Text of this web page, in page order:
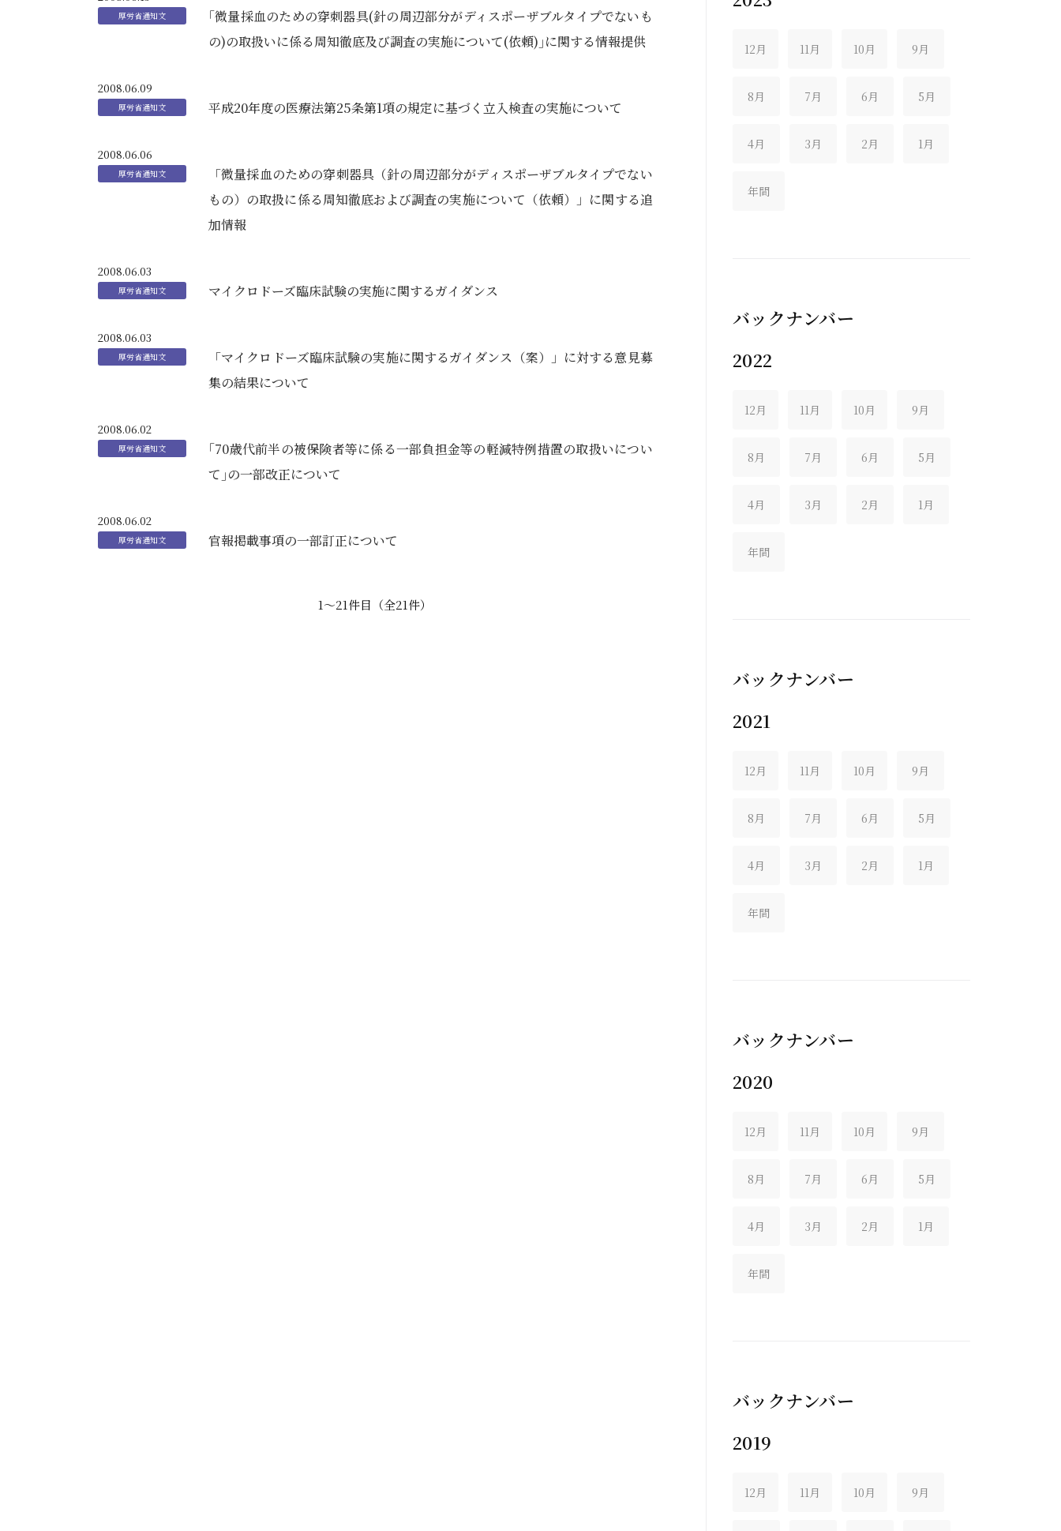
｢微量採血のための穿刺器具(針の周辺部分がディスポーザブルタイプでないも
の)の取扱いに係る周知徹底及び調査の実施について(依頼)｣に関する情報提供
2008.06.09
平成20年度の医療法第25条第1項の規定に基づく立入検査の実施について
2008.06.06
「微量採血のための穿刺器具（針の周辺部分がディスポーザブルタイプでない
もの）の取扱に係る周知徹底および調査の実施について（依頼）」に関する追
加情報
2008.06.03
マイクロドーズ臨床試験の実施に関するガイダンス
2008.06.03
「マイクロドーズ臨床試験の実施に関するガイダンス（案）」に対する意見募
集の結果について
2008.06.02
｢70歳代前半の被保険者等に係る一部負担金等の軽減特例措置の取扱いについ
て｣の一部改正について
2008.06.02
官報掲載事項の一部訂正について
1〜21件目（全21件）
12月 11月 10月 9月
8月 7月 6月 5月
4月 3月 2月 1月
年間
バックナンバー
2022
12月 11月 10月 9月
8月 7月 6月 5月
4月 3月 2月 1月
年間
バックナンバー
2021
12月 11月 10月 9月
8月 7月 6月 5月
4月 3月 2月 1月
年間
バックナンバー
2020
12月 11月 10月 9月
8月 7月 6月 5月
4月 3月 2月 1月
年間
バックナンバー
2019
12月 11月 10月 9月